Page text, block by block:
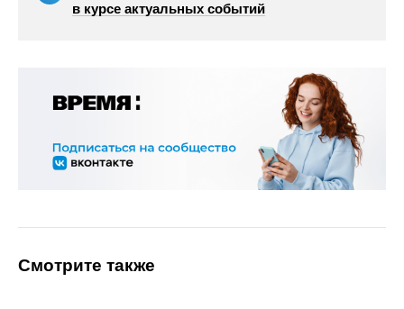
в курсе актуальных событий
Смотрите также